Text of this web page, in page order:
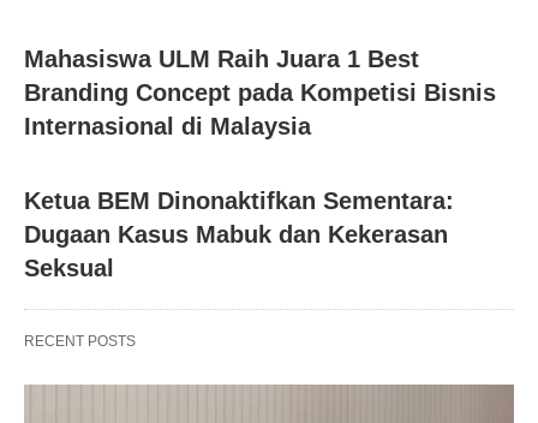
Mahasiswa ULM Raih Juara 1 Best
Branding Concept pada Kompetisi Bisnis
Internasional di Malaysia
Ketua BEM Dinonaktifkan Sementara:
Dugaan Kasus Mabuk dan Kekerasan
Seksual
RECENT POSTS